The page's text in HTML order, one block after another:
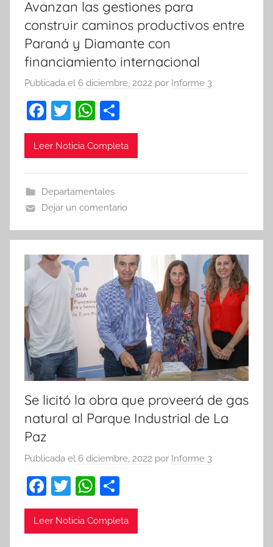
Avanzan las gestiones para
construir caminos productivos entre
Paraná y Diamante con
financiamiento internacional
Publicada el 6 diciembre, 2022 por Informe 3
F
a
c
b
o
o
k
T
w
itt
W
h
at
A
p
p
o
m
tir
Leer Noticia Completa
Departamentales
Dejar un comentario
Se licitó la obra que proveerá de gas
natural al Parque Industrial de La
Paz
Publicada el 6 diciembre, 2022 por Informe 3
F
a
c
T
w
itt
W
h
at
o
m
Leer Noticia Completa